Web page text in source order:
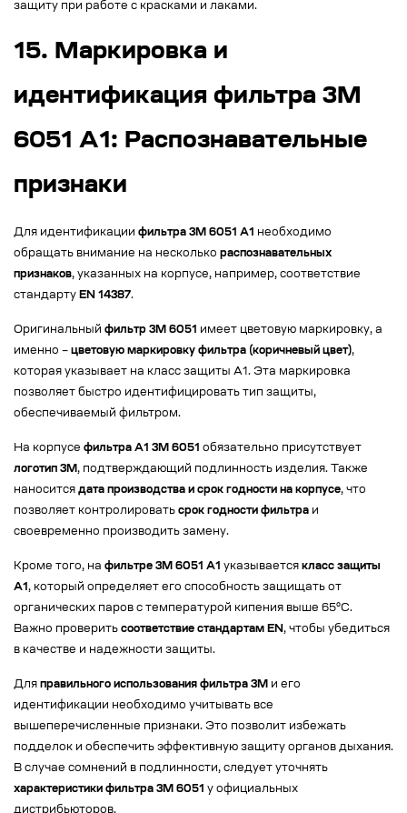
защиту при работе с красками и лаками.
15. Маркировка и
идентификация фильтра 3M
6051 A1: Распознавательные
признаки
Для идентификации фильтра 3M 6051 A1 необходимо
обращать внимание на несколько распознавательных
признаков, указанных на корпусе, например, соответствие
стандарту EN 14387.
Оригинальный фильтр 3М 6051 имеет цветовую маркировку, а
именно – цветовую маркировку фильтра (коричневый цвет),
которая указывает на класс защиты A1. Эта маркировка
позволяет быстро идентифицировать тип защиты,
обеспечиваемый фильтром.
На корпусе фильтра А1 3М 6051 обязательно присутствует
логотип 3М, подтверждающий подлинность изделия. Также
наносится дата производства и срок годности на корпусе, что
позволяет контролировать срок годности фильтра и
своевременно производить замену.
Кроме того, на фильтре 3M 6051 A1 указывается класс защиты
A1, который определяет его способность защищать от
органических паров с температурой кипения выше 65°C.
Важно проверить соответствие стандартам EN, чтобы убедиться
в качестве и надежности защиты.
Для правильного использования фильтра 3М и его
идентификации необходимо учитывать все
вышеперечисленные признаки. Это позволит избежать
подделок и обеспечить эффективную защиту органов дыхания.
В случае сомнений в подлинности, следует уточнять
характеристики фильтра 3М 6051 у официальных
дистрибьюторов.